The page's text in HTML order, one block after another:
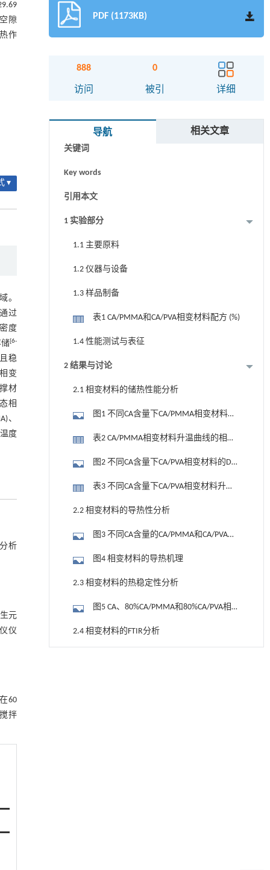
隙
作
▾
。
过
度
[6-
稳
变
材
相
、
度
析
元
仪
60
拌
PDF (1173KB)
888
访问
0
被引 详细
导航 相关文章
关键词
Key words
引用本文
1 实验部分
1.1 主要原料
1.2 仪器与设备
1.3 样品制备
表1 CA/PMMA和CA/PVA相变材料配方 (%)
1.4 性能测试与表征
2 结果与讨论
2.1 相变材料的储热性能分析
图1 不同CA含量下CA/PMMA相变材料的
DSC曲线
表2 CA/PMMA相变材料升温曲线的相变
温度和相变潜热
图2 不同CA含量下CA/PVA相变材料的DSC
曲线
表3 不同CA含量下CA/PVA相变材料升温
曲线的相变温度和潜热值
2.2 相变材料的导热性分析
图3 不同CA含量的CA/PMMA和CA/PVA相
变材料导热系数
图4 相变材料的导热机理
2.3 相变材料的热稳定性分析
图5 CA、80%CA/PMMA和80%CA/PVA相变
材料的TG曲线
2.4 相变材料的FTIR分析